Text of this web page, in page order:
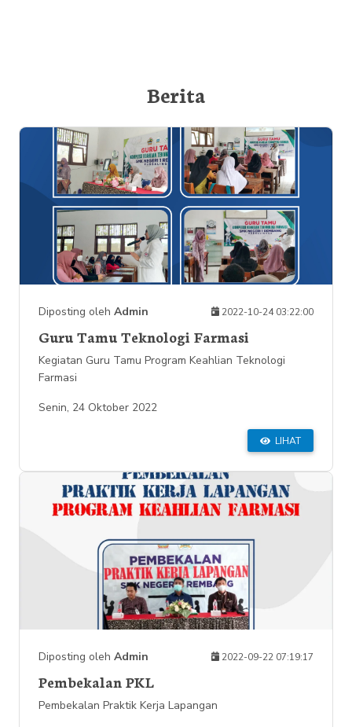
Berita
Diposting oleh Admin 2022-10-24 03:22:00
Guru Tamu Teknologi Farmasi
Kegiatan Guru Tamu Program Keahlian Teknologi
Farmasi
Senin, 24 Oktober 2022
LIHAT
Diposting oleh Admin 2022-09-22 07:19:17
Pembekalan PKL
Pembekalan Praktik Kerja Lapangan